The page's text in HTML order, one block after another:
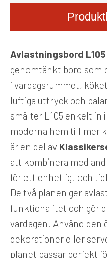
Avlastningsbord L105
genomtänkt bord som
i vardagsrummet,
luftiga uttryck och
smälter L105 enkelt in
moderna hem till mer
är en del av
att kombinera med
för ett enhetligt och
De två planen ger
funktionalitet och gör
vardagen. Använd den
dekorationer eller
planet passar perfekt